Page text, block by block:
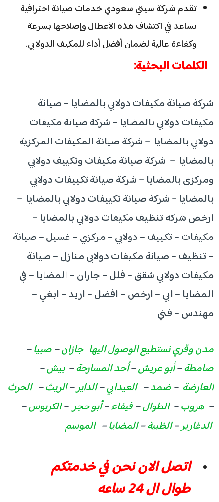
تقدم شركة سيتي سعودي خدمات صيانة احترافية
تساعد في اكتشاف هذه الأعطال وإصلاحها بسرعة
وكفاءة عالية لضمان أفضل أداء للمكيف الدولابي.
الكلمات البحثية:
شركة صيانة مكيفات دولابي بالمضايا – صيانة
مكيفات دولابي بالمضايا – شركة صيانة مكيفات
دولابي بالمضايا – شركة صيانة المكيفات المركزية
بالمضايا – شركة صيانة مكيفات وتكييف دولابي
ومركزى بالمضايا – شركة صيانة تكييفات دولابي
بالمضايا – شركة صيانة تكييفات دولابي بالمضايا –
ارخص شركه تنظيف مكيفات دولابي بالمضايا –
مكيفات – تكييف – دولابي – مركزي – غسيل – صيانة
– تنظيف – صيانة مكيفات دولابي منازل – صيانة
مكيفات دولابي شقق – فلل – جازان – المضايا – في
المضايا – ابي – ارخص – افضل – اريد – ابغي –
مهندس – فني
مدن وقري نستطيع الوصول اليها جازان–صبيا–
صامطة–أبو عريش–أحد المسارحة– بيش–
العارضة –ضمد– العيدابي–الداير–الريث– الحرث
– هروب– الطوال–فيفاء–أبو حجر–الكربوس–
الدغارير–الظبية–المضايا– الموسم
اتصل الان نحن في خدمتكم
طوال ال 24 ساعه